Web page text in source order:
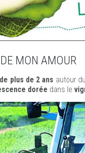
MON AMOUR
plus de 2 ans autour
dorée dans le